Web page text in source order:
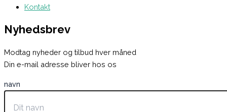
Kontakt
Nyhedsbrev
Modtag nyheder og tilbud hver måned
Din e-mail adresse bliver hos os
navn